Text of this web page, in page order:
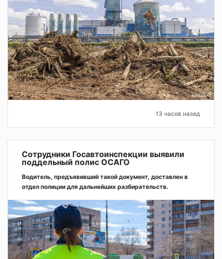
13 часов назад
Сотрудники Госавтоинспекции выявили
поддельный полис ОСАГО
Водитель, предъявивший такой документ, доставлен в
отдел полиции для дальнейших разбирательств.